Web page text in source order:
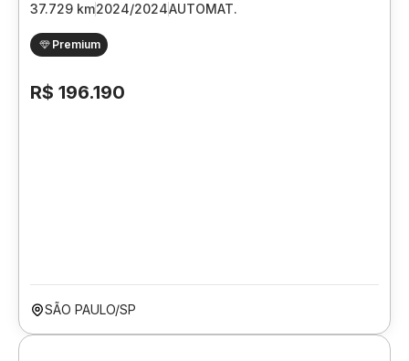
37.729 km2024/2024AUTOMAT.
Premium
R$ 196.190
SÃO PAULO/SP